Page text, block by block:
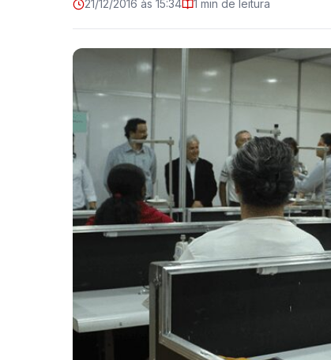
21/12/2016 às 15:34 1 min de leitura